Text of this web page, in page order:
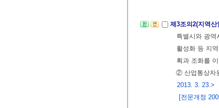
제3조의2(지역
특별시와 광
활성화 등 지
획과 조화를
② 산업통상자
2013. 3. 23.>
[전문개정